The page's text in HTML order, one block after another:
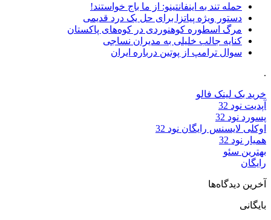
حمله تند به اینفانتینو: از ما باج خواستند!
دستور ویژه پیاتزا برای حل یک درد قدیمی
مرگ اسطوره کوهنوردی در کوه‌های پاکستان
کنایه جالب خلیلی به مدیران نساجی
سوال ترامپ از پوتین درباره ایران
.
خرید بک لینک فالو
آپدیت نود 32
پسورد نود 32
اوکلی لایسنس رایگان نود 32
همیار نود 32
بهترین سئو
رایگان
آخرین دیدگاه‌ها
بایگانی